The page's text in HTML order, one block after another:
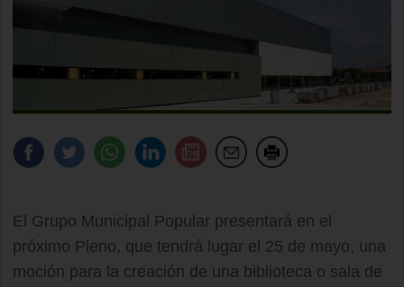
El Grupo Municipal Popular presentará en el
próximo Pleno, que tendrá lugar el 25 de mayo, una
moción para la creación de una biblioteca o sala de